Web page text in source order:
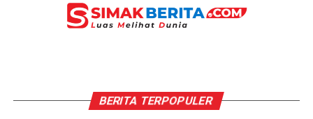
BERITA TERPOPULER